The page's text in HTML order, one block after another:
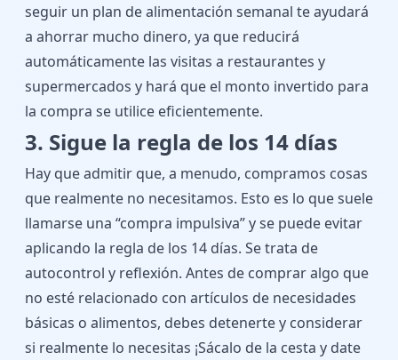
seguir un plan de alimentación semanal te ayudará
a ahorrar mucho dinero, ya que reducirá
automáticamente las visitas a restaurantes y
supermercados y hará que el monto invertido para
la compra se utilice eficientemente.
3. Sigue la regla de los 14 días
Hay que admitir que, a menudo, compramos cosas
que realmente no necesitamos. Esto es lo que suele
llamarse una “compra impulsiva” y se puede evitar
aplicando la regla de los 14 días. Se trata de
autocontrol y reflexión. Antes de comprar algo que
no esté relacionado con artículos de necesidades
básicas o alimentos, debes detenerte y considerar
si realmente lo necesitas ¡Sácalo de la cesta y date